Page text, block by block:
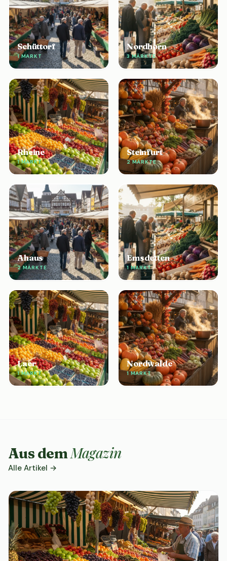
Schüttorf
1 MARKT
Nordhorn
3 MÄRKTE
Rheine
1 MARKT
Steinfurt
2 MÄRKTE
Ahaus
2 MÄRKTE
Emsdetten
1 MARKT
Laer
1 MARKT
Nordwalde
1 MARKT
Aus demMagazin
Alle Artikel →